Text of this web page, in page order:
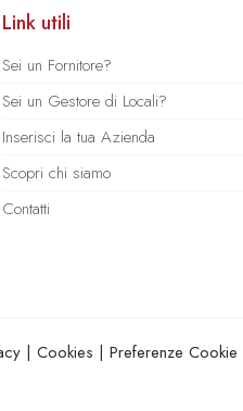
Link utili
Sei un Fornitore?
Sei un Gestore di Locali?
Inserisci la tua Azienda
Scopri chi siamo
Contatti
| Cookies | Preferenze Cookie